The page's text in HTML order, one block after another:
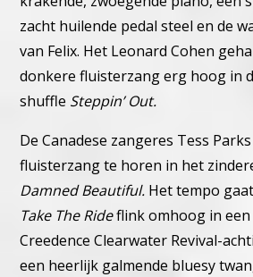
zacht huilende pedal steel en de
van Felix. Het Leonard Cohen
donkere fluisterzang erg hoog in
shuffle Steppin’ Out.
De Canadese zangeres Tess
fluisterzang te horen in het
Damned Beautiful. Het tempo
Take The Rideflink omhoog in een
Creedence Clearwater Revival-
een heerlijk galmende bluesy